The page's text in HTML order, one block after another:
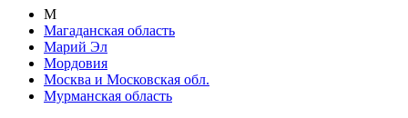
М
Магаданская область
Марий Эл
Мордовия
Москва и Московская обл.
Мурманская область